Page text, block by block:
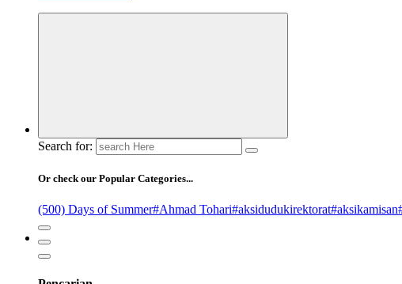
Search for:
Or check our Popular Categories...
(500) Days of Summer#Ahmad Tohari#aksidudukirektorat#aksikamisan